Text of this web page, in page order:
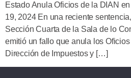
Estado Anula Oficios de la DIAN
19, 2024 En una reciente
Sección Cuarta de la Sala de lo
emitió un fallo que anula los
Dirección de Impuestos y […]